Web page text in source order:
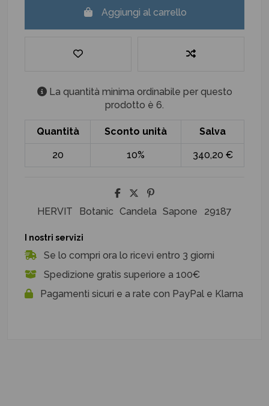
Aggiungi al carrello
La quantità minima ordinabile per questo
prodotto è 6.
Quantità Sconto unità Salva
20 10% 340,20 €
HERVIT Botanic Candela Sapone 29187
I nostri servizi
Se lo compri ora lo ricevi entro 3 giorni
Spedizione gratis superiore a 100€
Pagamenti sicuri e a rate con PayPal e Klarna